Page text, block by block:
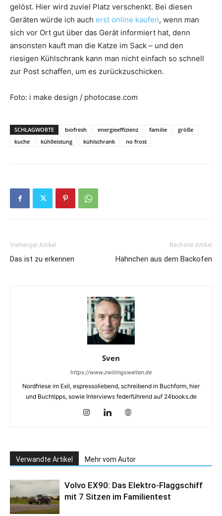
gelöst. Hier wird zuviel Platz verschenkt. Bei diesen
Geräten würde ich auch erst online kaufen, wenn man
sich vor Ort gut über das Gerät informiert hat, denn
ansonsten kauft man die Katze im Sack – und den
riesigen Kühlschrank kann man nicht einfach so schnell
zur Post schaffen, um es zurückzuschicken.
Foto: i make design / photocase.com
SCHLAGWORTE biofresh energieeffizienz familie
größe
kuche
kühlleistung kühlschrank no frost
Vorheriger Artikel
Das ist zu erkennen
Nächster Artikel
Hähnchen aus dem Backofen
Sven
https://www.zwillingswelten.de
Nordfriese im Exil, espressoliebend, schreibend in Buchform, hier
und Buchtipps, sowie Interviews federführend auf 24books.de
Verwandte Artikel Mehr vom Autor
Volvo EX90: Das Elektro-Flaggschiff
mit 7 Sitzen im Familientest